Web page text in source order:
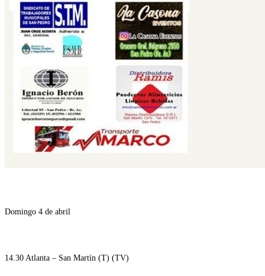
Domingo 4 de abril
14.30 Atlanta – San Martín (T) (TV)